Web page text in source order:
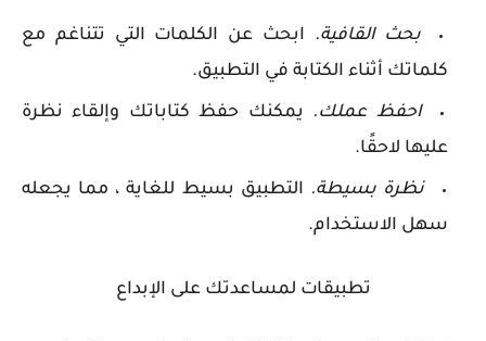
بحث القافية. ابحث عن الكلمات التي تتناغم مع
كلماتك أثناء الكتابة في التطبيق.
احفظ عملك. يمكنك حفظ كتاباتك وإلقاء نظرة
عليها لاحقًا.
نظرة بسيطة. التطبيق بسيط للغاية ، مما يجعله
سهل الاستخدام.
تطبيقات لمساعدتك على الإبداع